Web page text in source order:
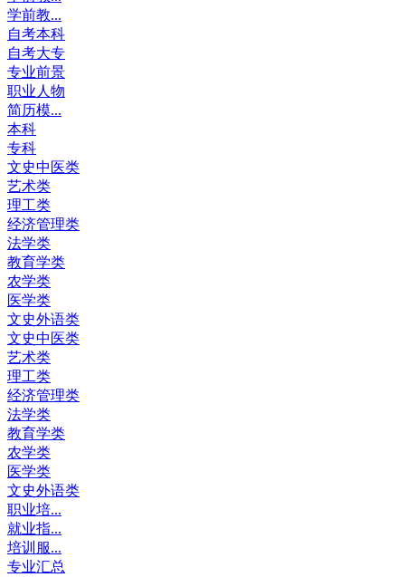
学前教...
自考本科
自考大专
专业前景
职业人物
简历模...
本科
专科
文史中医类
艺术类
理工类
经济管理类
法学类
教育学类
农学类
医学类
文史外语类
文史中医类
艺术类
理工类
经济管理类
法学类
教育学类
农学类
医学类
文史外语类
职业培...
就业指...
培训服...
专业汇总